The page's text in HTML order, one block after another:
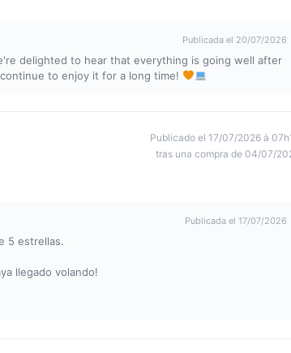
Publicada el 20/07/2026
delighted to hear that everything is going well after
to enjoy it for a long time!
Publicado el 17/07/2026 à
tras una compra de 04/07/
Publicada el 17/07/2026
5 estrellas.
llegado volando!